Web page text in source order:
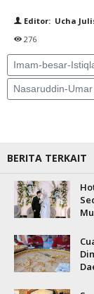
Editor: Ucha
276
Imam-besar-
Nasaruddin-Umar
BERITA TERKAIT